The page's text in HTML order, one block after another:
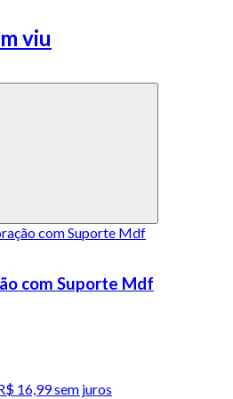
viu
com Suporte Mdf
16,99sem juros